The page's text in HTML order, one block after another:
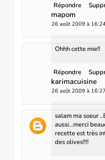
Répondre
mapom
26 août 2009 à 16:24
Ohhh cette mie!!
Répondre
karimacuisine
26 août 2009 à 16:27
salam ma soeur
aussi...merci
recette est très
des olives!!!!